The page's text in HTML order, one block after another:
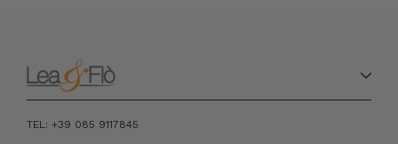
TEL: +39 085 9117845